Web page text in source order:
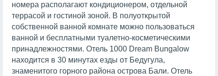
номера располагают кондиционером, отдельной
террасой и гостиной зоной. В полуоткрытой
собственной ванной комнате можно пользоваться
ванной и бесплатными туалетно-косметическими
принадлежностями. Отель 1000 Dream Bungalow
находится в 30 минутах езды от Бедугула,
знаменитого горного района острова Бали. Отель